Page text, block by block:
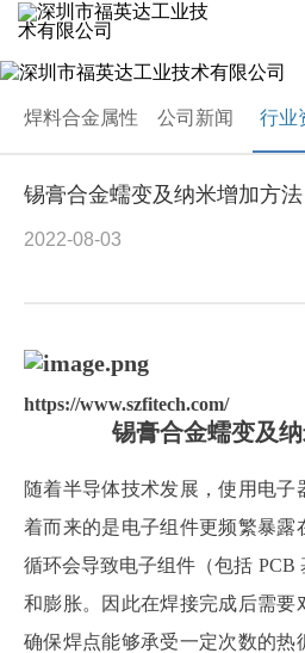
焊料合金属性 公司新闻 行业
锡膏合金蠕变及纳米增加方法
2022-08-03
https://www.szfitech.com/
锡膏合金蠕变及
随着半导体技术发展，使用电
着而来的是电子组件更频繁暴露
循环会导致电子组件（包括 PCB
和膨胀。因此在焊接完成后需要
确保焊点能够承受一定次数的热